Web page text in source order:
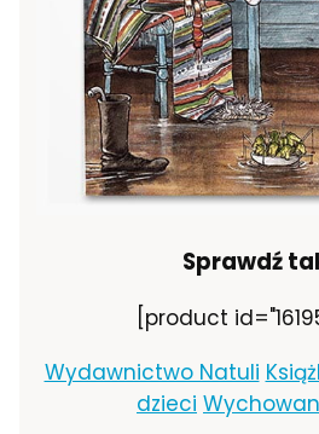
Sprawdź
[product
Wydawnictwo Natuli
dzieci